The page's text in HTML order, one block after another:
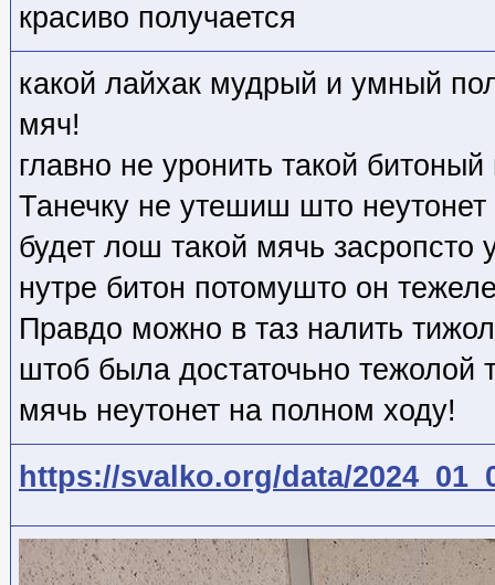
красиво получается
какой лайхак мудрый и умный
мяч!
главно не уронить такой
Танечку не утешиш што неутонет
будет лош такой мячь засропсто
нутре битон потомушто он
Правдо можно в таз налить
штоб была достаточьно тежолой
мячь неутонет на полном ходу!
https://svalko.org/data/